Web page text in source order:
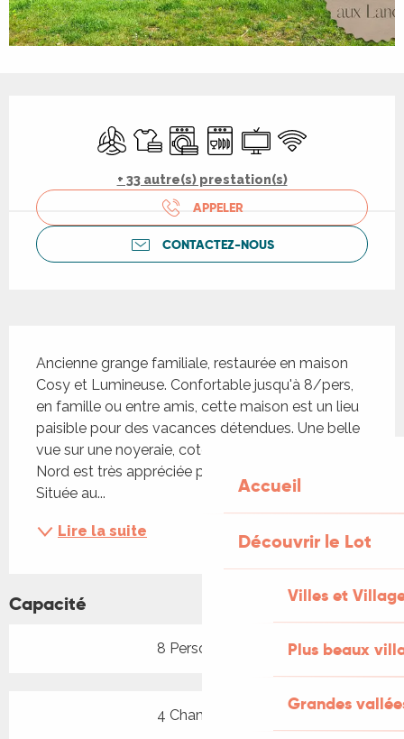
Accueil
Découvrir le Lot
Villes et
Plus beaux
Grandes
Air conditionné
Draps et linge
Lave lingeLave vaisselle
Télévision
WiFi
+ 33 autre(s) prestation(s)
APPELER
CONTACTEZ-NOUS
Ancienne grange familiale, restaurée en maison
Cosy et Lumineuse. Confortable jusqu'à 8/pers,
en famille ou entre amis, cette maison est un lieu
paisible pour des vacances détendues. Une belle
vue sur une noyeraie, coté Sud,La terrasse coté
Nord est très appréciée pour sa fraicheur l'été.
Située au...
Lire la suite
Capacité
8 Personne(s)
4 Chambre(s)